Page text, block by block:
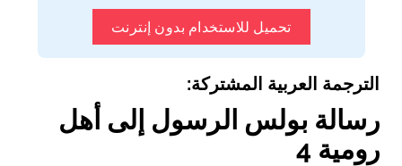
تحميل للاستخدام بدون إنترنت
الترجمة العربية المشتركة:
رسالة بولس الرسول إلى أهل
رومية 4